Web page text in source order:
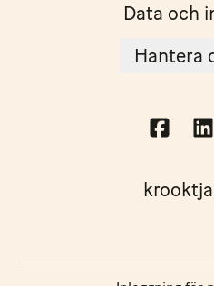
Data och
Hantera